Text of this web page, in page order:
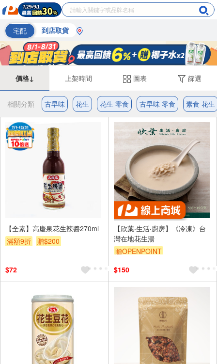
宅配 到店取貨
價格↓ 上架時間 圖表 篩選
相關分類 古早味 花生 花生 零食 古早味 零食 素食 花生
【全素】高慶泉花生辣醬270ml
滿額9折
贈$200
$72
【欣葉‧生活‧廚房】《冷凍》台
灣在地花生湯
贈OPENPOINT
$150